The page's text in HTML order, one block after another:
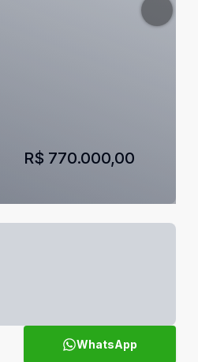
R$ 770.000,00
WhatsApp